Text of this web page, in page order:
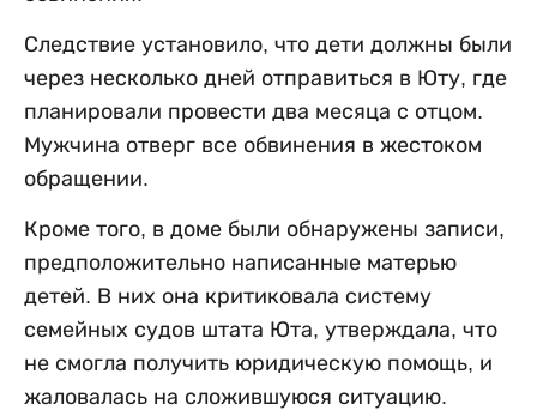
Следствие установило, что дети должны были
через несколько дней отправиться в Юту, где
планировали провести два месяца с отцом.
Мужчина отверг все обвинения в жестоком
обращении.
Кроме того, в доме были обнаружены записи,
предположительно написанные матерью
детей. В них она критиковала систему
семейных судов штата Юта, утверждала, что
не смогла получить юридическую помощь, и
жаловалась на сложившуюся ситуацию.